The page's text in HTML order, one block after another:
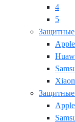
4
5
Защитные